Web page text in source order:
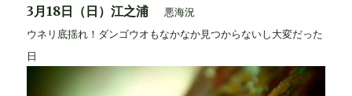
3月18日（日）江之浦
悪海況
ウネリ底揺れ！ダンゴウオもなかなか見つからないし大変だった
日